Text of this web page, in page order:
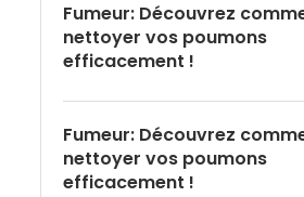
Fumeur: Découvrez
nettoyer vos poumons
efficacement !
Fumeur: Découvrez
nettoyer vos poumons
efficacement !